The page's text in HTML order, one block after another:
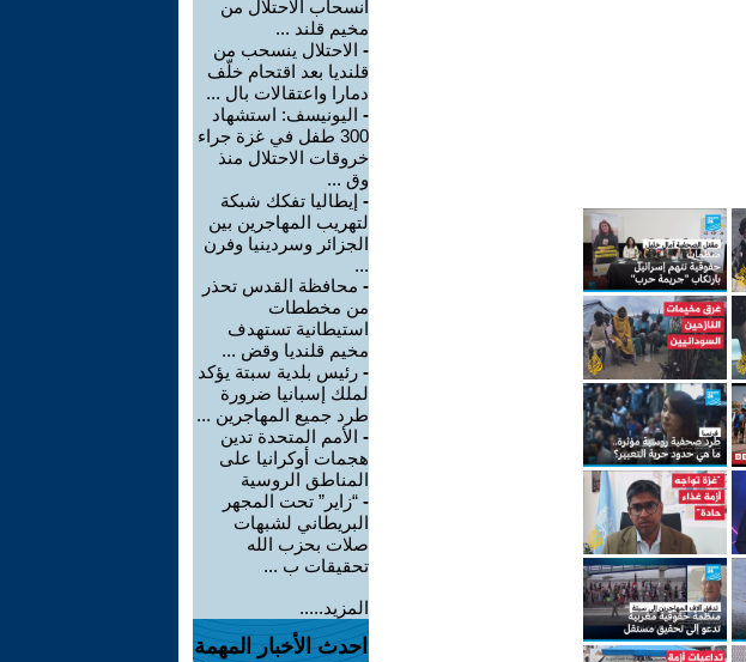
انسحاب الاحتلال من
مخيم قلند ...
- الاحتلال ينسحب من
قلنديا بعد اقتحام خلّف
دمارا واعتقالات بال ...
- اليونيسف: استشهاد
300 طفل في غزة جراء
خروقات الاحتلال منذ
وق ...
- إيطاليا تفكك شبكة
لتهريب المهاجرين بين
الجزائر وسردينيا وفرن
...
- محافظة القدس تحذر
من مخططات
استيطانية تستهدف
مخيم قلنديا وقض ...
- رئيس بلدية سبتة يؤكد
لملك إسبانيا ضرورة
طرد جميع المهاجرين ...
- الأمم المتحدة تدين
هجمات أوكرانيا على
المناطق الروسية
- “زاير” تحت المجهر
البريطاني لشبهات
صلات بحزب الله
تحقيقات ب ...
المزيد.....
احدث الأخبار المهمة